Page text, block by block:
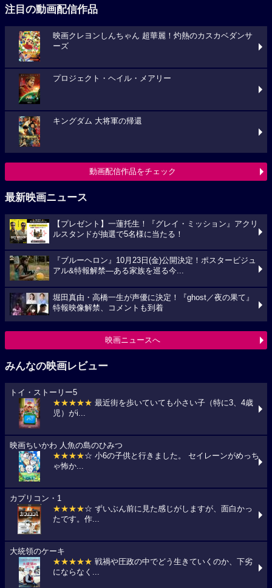
注目の動画配信作品
映画クレヨンしんちゃん 超華麗！灼熱のカスカベダンサ
ーズ
プロジェクト・ヘイル・メアリー
キングダム 大将軍の帰還
動画配信作品をチェック
最新映画ニュース
【プレゼント】一蓮托生！『グレイ・ミッション』アクリ
ルスタンドが抽選で5名様に当たる！
『ブルーヘロン』10月23日(金)公開決定！ポスタービジュ
アル&特報解禁―ある家族を巡る今...
堀田真由・高橋一生が声優に決定！『ghost／夜の果て』
特報映像解禁、コメントも到着
映画ニュースへ
みんなの映画レビュー
トイ・ストーリー5
★★★★★ 最近街を歩いていても小さい子（特に3、4歳
児）がi...
映画ちいかわ 人魚の島のひみつ
★★★★☆ 小6の子供と行きました。 セイレーンがめっち
ゃ怖か...
カプリコン・1
★★★★☆ ずいぶん前に見た感じがしますが、面白かっ
たです。作...
大統領のケーキ
★★★★★ 戦禍や圧政の中でどう生きていくのか、下劣
にならなく...